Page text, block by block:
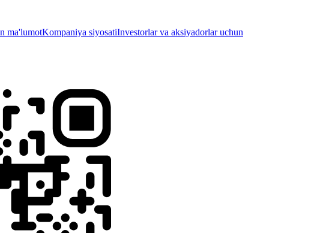
ma'lumotKompaniya siyosatiInvestorlar va aksiyadorlar uchun